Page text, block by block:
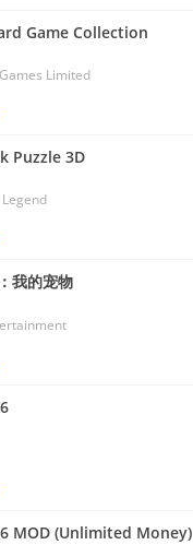
Game Collection
Limited
Puzzle 3D
我的宠物
MOD (Unlimited Money)